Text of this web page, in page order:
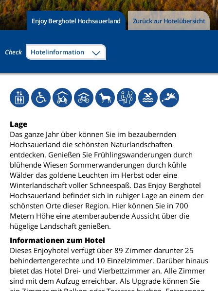
Enjoy Berghotel Hochsauerland Zurück zur Hotelübersicht
Check Hotelinformation
Lage
Das ganze Jahr über können Sie im bezaubernden
Hochsauerland die schönsten Naturlandschaften
entdecken. Genießen Sie Frühlingswanderungen durch
blühende Wiesen Sommerwanderungen durch kühle
Wälder das goldene Leuchten im Herbst oder eine
Winterlandschaft voller Schneespaß. Das Enjoy Berghotel
Hochsauerland befindet sich in ruhiger Lage an einem der
schönsten Orte dieser Region. Hier können Sie in 700
Metern Höhe eine atemberaubende Aussicht über die
hügelige Landschaft genießen.
Informationen zum Hotel
Dieses Enjoyhotel verfügt über 89 Zimmer darunter 25
behindertengerechte und 10 Einzelzimmer. Darüber hinaus
bietet das Hotel Drei- und Vierbettzimmer an. Alle Zimmer
sind mit dem Aufzug erreichbar. Als Upgrade können Sie